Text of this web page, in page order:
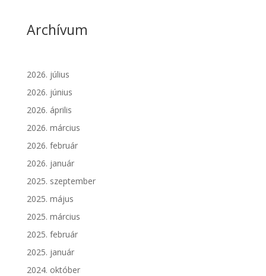
Archívum
2026. július
2026. június
2026. április
2026. március
2026. február
2026. január
2025. szeptember
2025. május
2025. március
2025. február
2025. január
2024. október